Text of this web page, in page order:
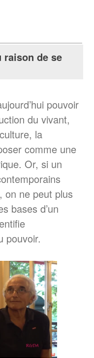
raison de se
pouvoir
du vivant,
la
comme une
Or, si un
on ne peut plus
bases d’un
pouvoir.